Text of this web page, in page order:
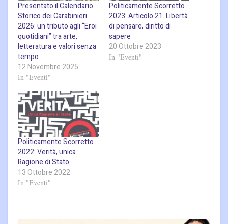
Presentato il Calendario
Storico dei Carabinieri
2026: un tributo agli “Eroi
quotidiani” tra arte,
letteratura e valori senza
tempo
12 Novembre 2025
In "Eventi"
Politicamente Scorretto
2023: Articolo 21. Libertà
di pensare, diritto di
sapere
20 Ottobre 2023
In "Eventi"
Politicamente Scorretto
2022: Verità, unica
Ragione di Stato
13 Ottobre 2022
In "Eventi"